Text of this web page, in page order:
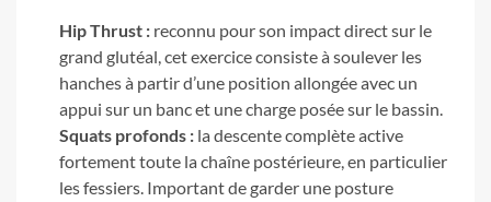
Hip Thrust : reconnu pour son impact direct sur le
grand glutéal, cet exercice consiste à soulever les
hanches à partir d’une position allongée avec un
appui sur un banc et une charge posée sur le bassin.
Squats profonds : la descente complète active
fortement toute la chaîne postérieure, en particulier
les fessiers. Important de garder une posture